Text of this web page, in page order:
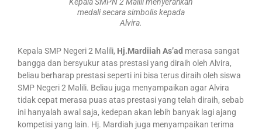
Kepala SMPN 2 Malili menyerahkan
medali secara simbolis kepada
Alvira.
Kepala SMP Negeri 2 Malili, Hj.Mardiiah As’ad merasa sangat
bangga dan bersyukur atas prestasi yang diraih oleh Alvira,
beliau berharap prestasi seperti ini bisa terus diraih oleh siswa
SMP Negeri 2 Malili. Beliau juga menyampaikan agar Alvira
tidak cepat merasa puas atas prestasi yang telah diraih, sebab
ini hanyalah awal saja, kedepan akan lebih banyak lagi ajang
kompetisi yang lain. Hj. Mardiah juga menyampaikan terima